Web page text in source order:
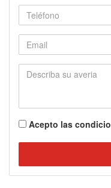
Acepto las